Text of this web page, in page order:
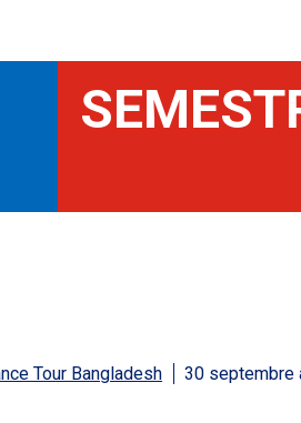
Tour Bangladesh
30 septembre